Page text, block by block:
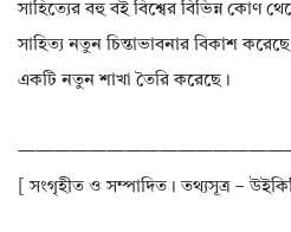
সাহিত্যের বহু বই বিশ্বের বিভিন্ন কোণ
সাহিত্য নতুন চিন্তাভাবনার বিকাশ
একটি নতুন শাখা তৈরি করেছে।
[ সংগৃহীত ও সম্পাদিত। তথ্যসূত্র –